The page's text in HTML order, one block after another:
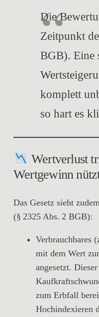
Die
Zeitpunkt
BGB). Eine
komplett
so hart es
Wertverlust
Wertgewinn
Das Gesetz sieht
(§ 2325 Abs. 2 BGB):
Verbrauchbares
mit dem Wert
angesetzt.
zum Erbfall
Hochindexieren